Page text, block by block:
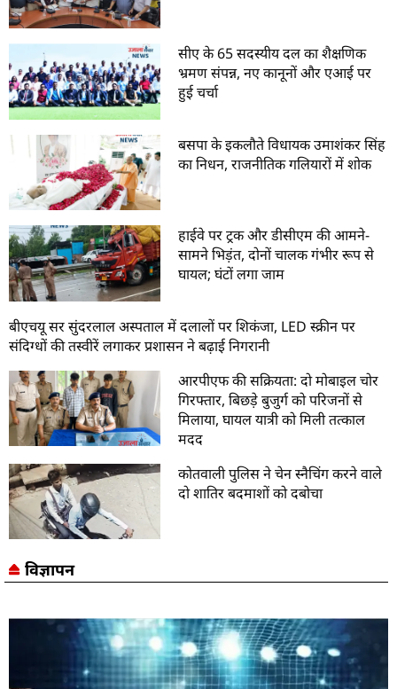
सीए के 65 सदस्यीय दल का शैक्षणिक
भ्रमण संपन्न, नए कानूनों और एआई पर
हुई चर्चा
बसपा के इकलौते विधायक उमाशंकर सिंह
का निधन, राजनीतिक गलियारों में शोक
हाईवे पर ट्रक और डीसीएम की आमने-
सामने भिड़ंत, दोनों चालक गंभीर रूप से
घायल; घंटों लगा जाम
बीएचयू सर सुंदरलाल अस्पताल में दलालों पर शिकंजा, LED स्क्रीन पर
संदिग्धों की तस्वीरें लगाकर प्रशासन ने बढ़ाई निगरानी
आरपीएफ की सक्रियता: दो मोबाइल चोर
गिरफ्तार, बिछड़े बुजुर्ग को परिजनों से
मिलाया, घायल यात्री को मिली तत्काल
मदद
कोतवाली पुलिस ने चेन स्नैचिंग करने वाले
दो शातिर बदमाशों को दबोचा
विज्ञापन